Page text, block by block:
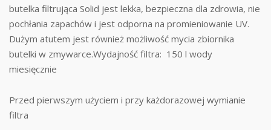
butelka filtrująca Solid jest lekka, bezpieczna dla zdrowia, nie
pochłania zapachów i jest odporna na promieniowanie UV.
Dużym atutem jest również możliwość mycia zbiornika
butelki w zmywarce.Wydajność filtra: 150 l wody
miesięcznie
Przed pierwszym użyciem i przy każdorazowej wymianie
filtra